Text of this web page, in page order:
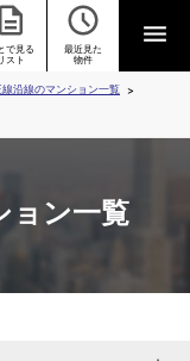
で見る
リスト
最近見た
物件
沿線のマンション一覧
ョン一覧